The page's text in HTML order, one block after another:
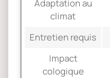
Adaptation au
climat
Entretien requis
Impact
cologique